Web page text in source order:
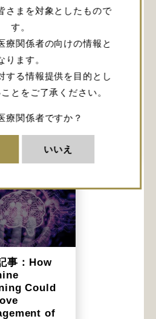
さまを対象としたもので
す。
療関係者の向けの情報と
ります。
する情報提供を目的とし
とをご了承ください。
療関係者ですか？
いいえ
Intracranial
Hemorrhage:
Types, Causes,
事：How
Could
of